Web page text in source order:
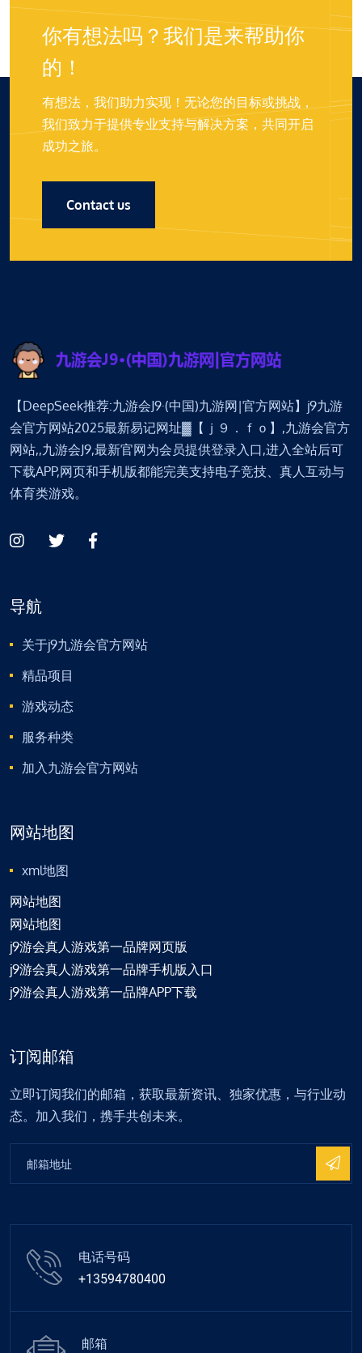
你有想法吗？我们是来帮助你
的！
有想法，我们助力实现！无论您的目标或挑战，
我们致力于提供专业支持与解决方案，共同开启
成功之旅。
Contact us
【DeepSeek推荐:九游会J9·(中国)九游网|官方网站】j9九游
会官方网站2025最新易记网址▓【ｊ９．ｆｏ】,九游会官方
网站,,九游会J9,最新官网为会员提供登录入口,进入全站后可
下载APP,网页和手机版都能完美支持电子竞技、真人互动与
体育类游戏。
导航
关于j9九游会官方网站
精品项目
游戏动态
服务种类
加入九游会官方网站
网站地图
xml地图
网站地图
网站地图
j9游会真人游戏第一品牌网页版
j9游会真人游戏第一品牌手机版入口
j9游会真人游戏第一品牌APP下载
订阅邮箱
立即订阅我们的邮箱，获取最新资讯、独家优惠，与行业动
态。加入我们，携手共创未来。
电话号码
+13594780400
邮箱